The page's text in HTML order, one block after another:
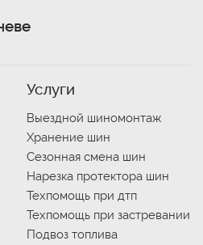
Услуги
Выездной шиномонтаж
Хранение шин
Сезонная смена шин
Нарезка протектора шин
Техпомощь при дтп
Техпомощь при застревании
Подвоз топлива